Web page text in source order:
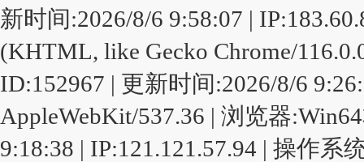
新时间:2026/8/6 9:58:07 |
(KHTML, like Gecko Chrome/
ID:152967 | 更新时间:2026/8/6
AppleWebKit/537.36 | 浏览器
9:18:38 | IP:121.121.57.94 | 操作